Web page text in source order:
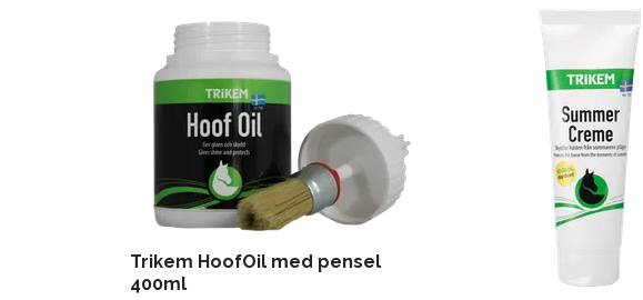
Trikem HoofOil med pensel
400ml